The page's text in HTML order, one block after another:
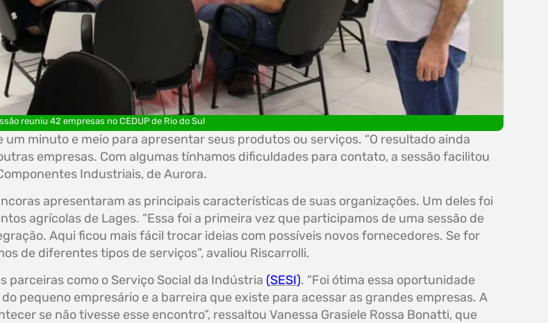
reuniu 42 empresas no CEDUP de Rio do Sul
minuto e meio para apresentar seus produtos ou serviços. “O resultado ainda
empresas. Com algumas tínhamos dificuldades para contato, a sessão facilitou
Industriais, de Aurora.
apresentaram as principais características de suas organizações. Um deles foi
agrícolas de Lages. “Essa foi a primeira vez que participamos de uma sessão de
Aqui ficou mais fácil trocar ideias com possíveis novos fornecedores. Se for
de diferentes tipos de serviços”, avaliou Riscarrolli.
como o Serviço Social da Indústria (SESI). “Foi ótima essa oportunidade
pequeno empresário e a barreira que existe para acessar as grandes empresas. A
se não tivesse esse encontro”, ressaltou Vanessa Grasiele Rossa Bonatti, que